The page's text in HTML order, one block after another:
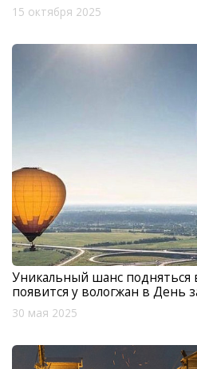
15 октября 2025
Уникальный шанс подняться
появится у вологжан в День
30 мая 2025